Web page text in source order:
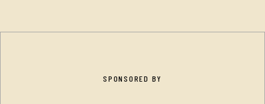
SPONSORED BY